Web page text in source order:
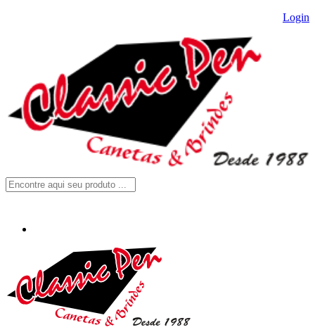
Login